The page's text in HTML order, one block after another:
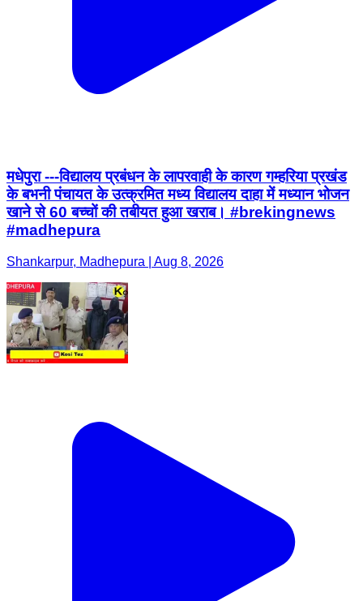
मधेपुरा ---विद्यालय प्रबंधन के लापरवाही के कारण गम्हरिया प्रखंड
के बभनी पंचायत के उत्क्रमित मध्य विद्यालय दाहा में मध्यान भोजन
खाने से 60 बच्चों की तबीयत हुआ खराब। #brekingnews
#madhepura
Shankarpur, Madhepura | Aug 8, 2026